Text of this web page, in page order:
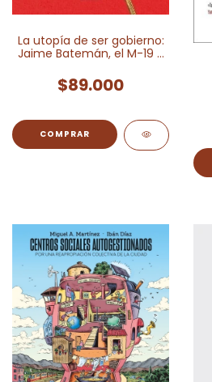
La utopía de ser gobierno:
Jaime Batemán, el M-19 y
$89.000